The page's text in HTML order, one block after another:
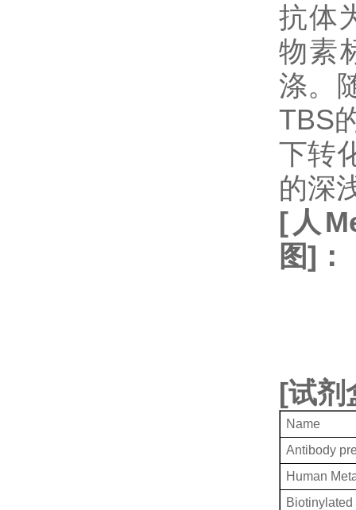
抗体
物素
涤。
TBS
下转
的深
[ 人
图] ：
[试剂
Name
Antibody
Human